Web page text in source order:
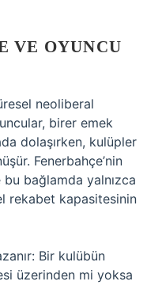
VE OYUNCU
neoliberal
birer emek
dolaşırken, kulüpler
Fenerbahçe’nin
bağlamda yalnızca
rekabet kapasitesinin
Bir kulübün
üzerinden mi yoksa